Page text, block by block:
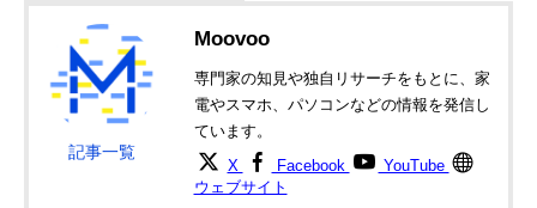
記事一覧
Moovoo
専門家の知見や独自リサーチをもとに、家
電やスマホ、パソコンなどの情報を発信し
ています。
X Facebook
YouTube
ウェブサイト